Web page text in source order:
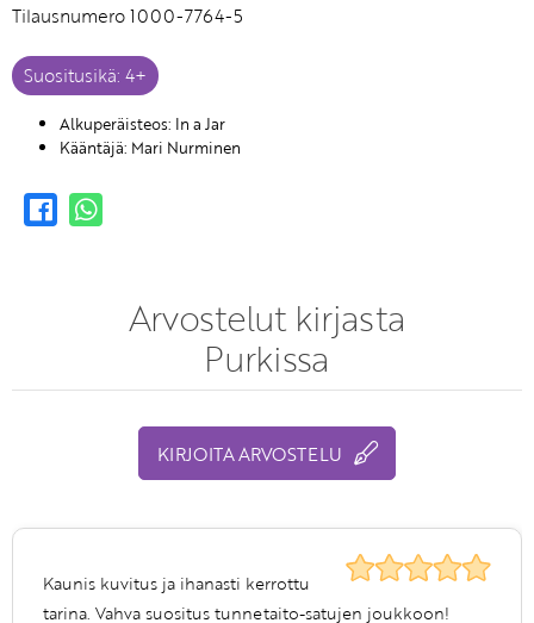
Tilausnumero 1000-7764-5
Suositusikä: 4+
Alkuperäisteos: In a Jar
Kääntäjä: Mari Nurminen
Arvostelut kirjasta
Purkissa
KIRJOITA ARVOSTELU
Kaunis kuvitus ja ihanasti kerrottu
tarina. Vahva suositus tunnetaito-satujen joukkoon!